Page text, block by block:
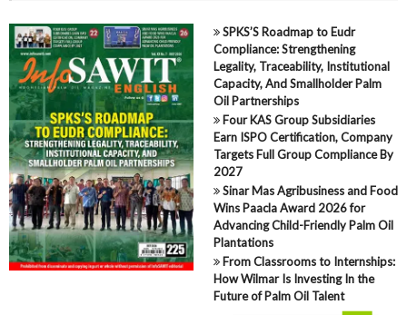
SPKS’S Roadmap to Eudr
Compliance: Strengthening
Legality, Traceability, Institutional
Capacity, And Smallholder Palm
Oil Partnerships
Four KAS Group Subsidiaries
Earn ISPO Certification, Company
Targets Full Group Compliance By
2027
Sinar Mas Agribusiness and Food
Wins Paacla Award 2026 for
Advancing Child-Friendly Palm Oil
Plantations
From Classrooms to Internships:
How Wilmar Is Investing In the
Future of Palm Oil Talent